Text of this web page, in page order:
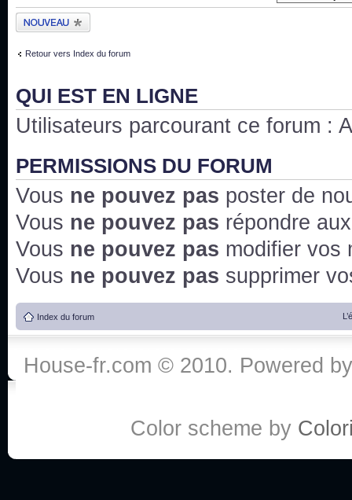
Publier un nouveau
sujet
Retour vers Index du forum
QUI EST EN LIGNE
Utilisateurs parcourant ce forum :
PERMISSIONS DU FORUM
Vous ne pouvez pas poster de
Vous ne pouvez pas répondre
Vous ne pouvez pas modifier vos
Vous ne pouvez pas supprimer
Index du forum
House-fr.com © 2010. Powered
Color scheme by